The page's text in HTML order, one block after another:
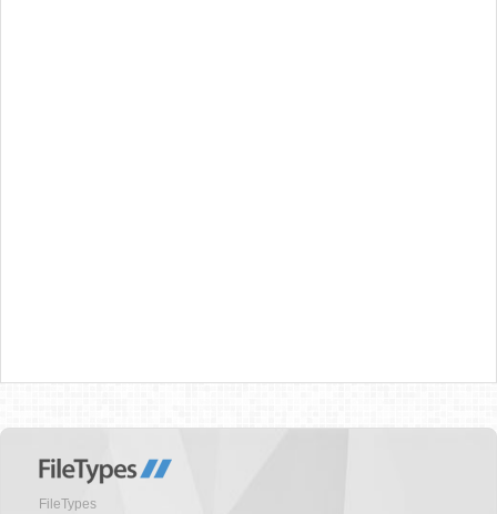
FileTypes